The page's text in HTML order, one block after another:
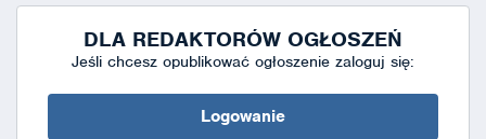
DLA REDAKTORÓW OGŁOSZEŃ
Jeśli chcesz opublikować ogłoszenie zaloguj się:
Logowanie